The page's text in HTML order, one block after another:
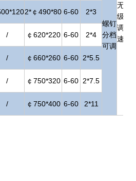
无
级
调
速
螺钉
分档
可调
2*￠490*80 6-60 2*3
/ ￠620*220 6-60 2*4
/ ￠660*260 6-60 2*5.5
/ ￠750*320 6-60 2*7.5
/ ￠750*400 6-60 2*11